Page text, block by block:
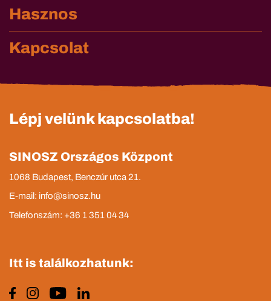
Hasznos
Kapcsolat
Lépj velünk kapcsolatba!
SINOSZ Országos Központ
1068 Budapest, Benczúr utca 21.
E-mail: info@sinosz.hu
Telefonszám: +36 1 351 04 34
Itt is találkozhatunk: